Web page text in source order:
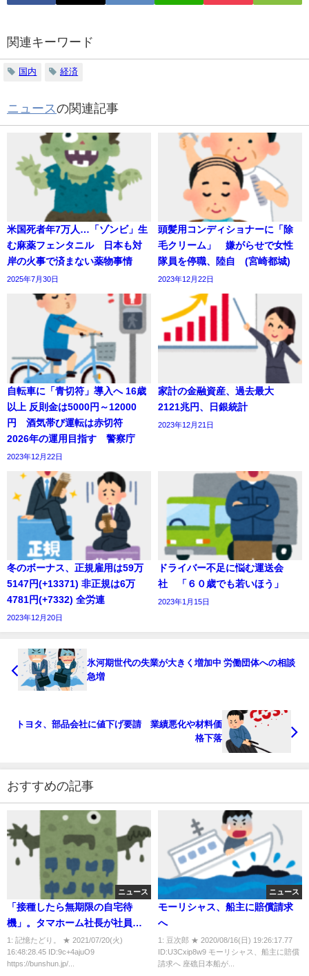
関連キーワード
国内 経済
ニュースの関連記事
米国死者年7万人…「ゾンビ」生
む麻薬フェンタニル 日本も対
岸の火事で済まない薬物事情
2025年7月30日
頭髪用コンディショナーに「除
毛クリーム」 嫌がらせで女性
隊員を停職、陸自 (宮崎都城)
2023年12月22日
自転車に「青切符」導入へ 16歳
以上 反則金は5000円～12000
円 酒気帯び運転は赤切符
2026年の運用目指す 警察庁
2023年12月22日
家計の金融資産、過去最大
2121兆円、日銀統計
2023年12月21日
冬のボーナス、正規雇用は59万
5147円(+13371) 非正規は6万
4781円(+7332) 全労連
2023年12月20日
ドライバー不足に悩む運送会
社 「６０歳でも若いほう」
2023年1月15日
氷河期世代の失業が大きく増加中 労働団体への相談
急増
トヨタ、部品会社に値下げ要請 業績悪化や材料価
格下落
おすすめの記事
ニュース
「接種したら無期限の自宅待
機」。タマホーム社長が社員に
『ワクチン禁止令』
1: 記憶たどり。 ★ 2021/07/20(火)
16:48:28.45 ID:9c+4ajuO9
https://bunshun.jp/...
ニュース
モーリシャス、船主に賠償請求
へ
1: 豆次郎 ★ 2020/08/16(日) 19:26:17.77
ID:U3Cxip8w9 モーリシャス、船主に賠償
請求へ 座礁日本船が...